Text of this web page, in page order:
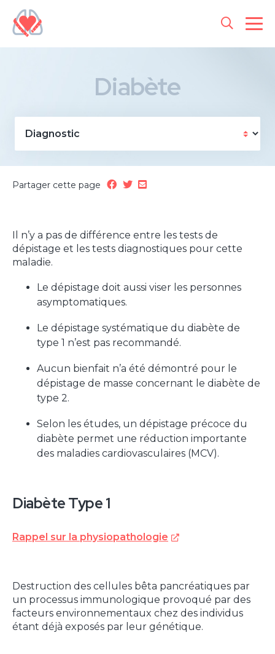
Diabète
Partager cette page
Il n’y a pas de différence entre les tests de
dépistage et les tests diagnostiques pour cette
maladie.
Le dépistage doit aussi viser les personnes
asymptomatiques.
Le dépistage systématique du diabète de
type 1 n’est pas recommandé.
Aucun bienfait n’a été démontré pour le
dépistage de masse concernant le diabète de
type 2.
Selon les études, un dépistage précoce du
diabète permet une réduction importante
des maladies cardiovasculaires (MCV).
Diabète Type 1
Rappel sur la physiopathologie
Destruction des cellules bêta pancréatiques par
un processus immunologique provoqué par des
facteurs environnementaux chez des individus
étant déjà exposés par leur génétique.